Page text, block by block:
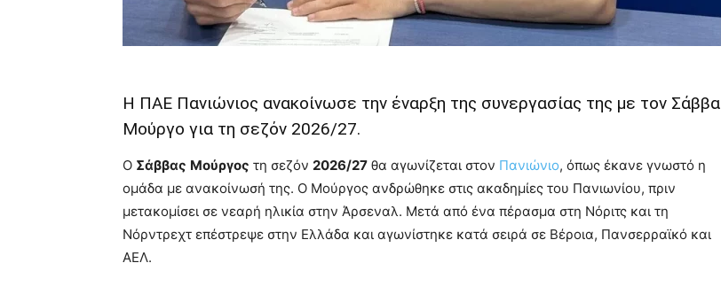
Η ΠΑΕ Πανιώνιος ανακοίνωσε την έναρξη της συνεργασίας της με τον Σάββα
Μούργο για τη σεζόν 2026/27.
Ο Σάββας Μούργος τη σεζόν 2026/27 θα αγωνίζεται στον Πανιώνιο, όπως έκανε γνωστό η
ομάδα με ανακοίνωσή της. Ο Μούργος ανδρώθηκε στις ακαδημίες του Πανιωνίου, πριν
μετακομίσει σε νεαρή ηλικία στην Άρσεναλ. Μετά από ένα πέρασμα στη Νόριτς και τη
Νόρντρεχτ επέστρεψε στην Ελλάδα και αγωνίστηκε κατά σειρά σε Βέροια, Πανσερραϊκό και
ΑΕΛ.